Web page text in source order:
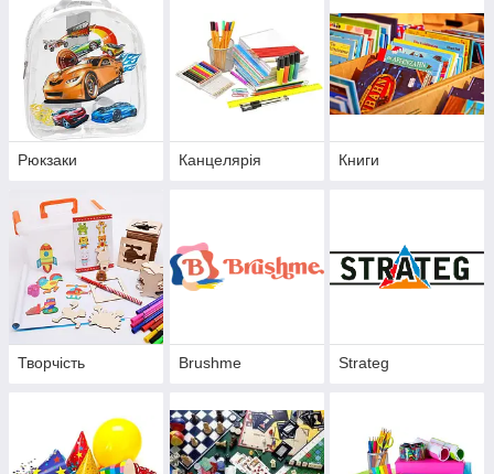
Рюкзаки Канцелярія Книги
Творчість Brushme Strateg